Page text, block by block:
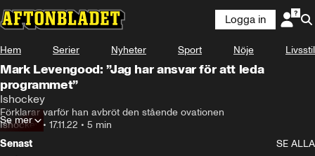
Logga in
Hem Serier Nyheter Sport Nöje Livsstil
Mark Levengood: ”Jag har ansvar för att leda
programmet”
Ishockey
Förklarar varför han avbröt den stående ovationen
Ishockey• 17.11.22 • 5 min
Se mer
Senast
SE ALLA